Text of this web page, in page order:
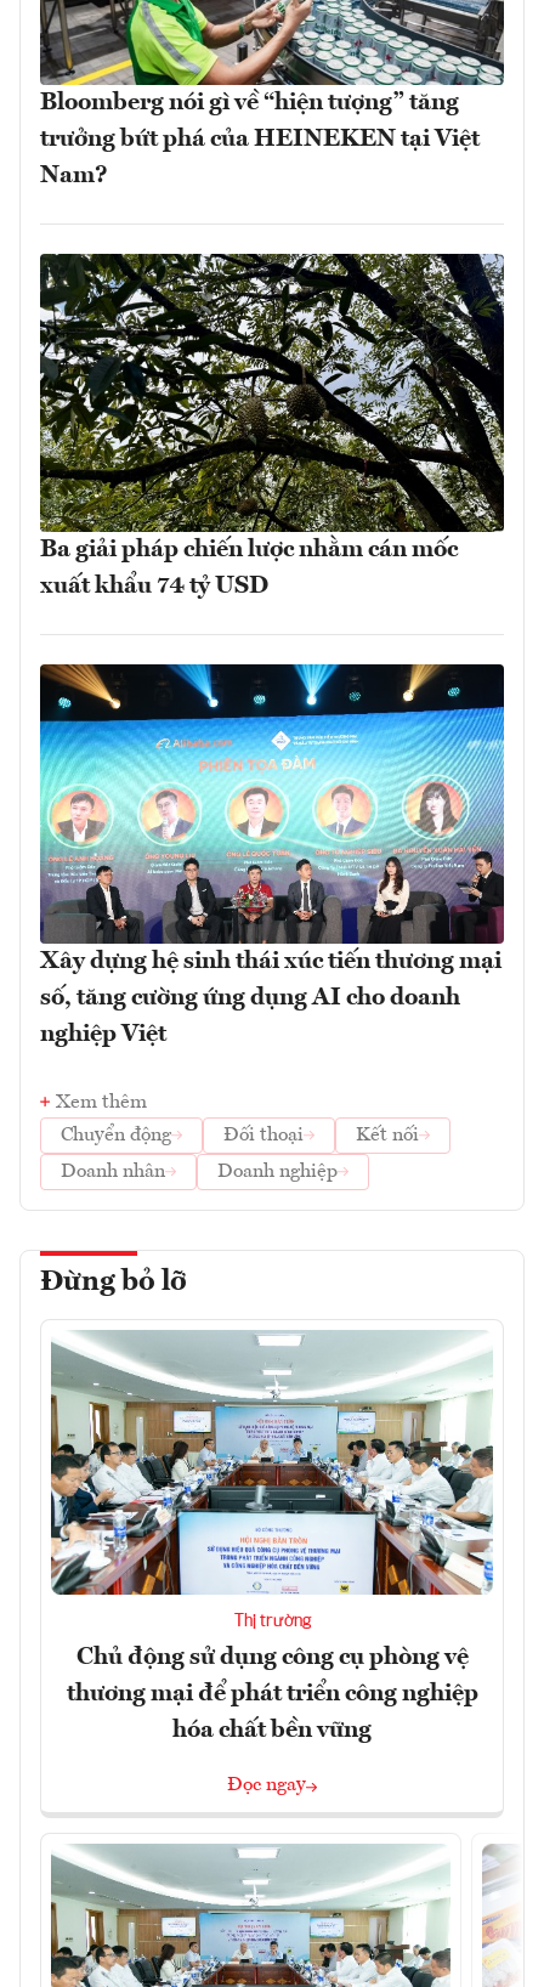
Bloomberg nói gì về “hiện tượng” tăng
trưởng bứt phá của HEINEKEN tại Việt
Nam?
Ba giải pháp chiến lược nhằm cán mốc
xuất khẩu 74 tỷ USD
Xây dựng hệ sinh thái xúc tiến thương mại
số, tăng cường ứng dụng AI cho doanh
nghiệp Việt
Xem thêm
Chuyển động
Đối thoại
Kết nối
Doanh nhân
Doanh nghiệp
Đừng bỏ lỡ
Thị trường
Chủ động sử dụng công cụ phòng vệ
thương mại để phát triển công nghiệp
hóa chất bền vững
Đọc ngay